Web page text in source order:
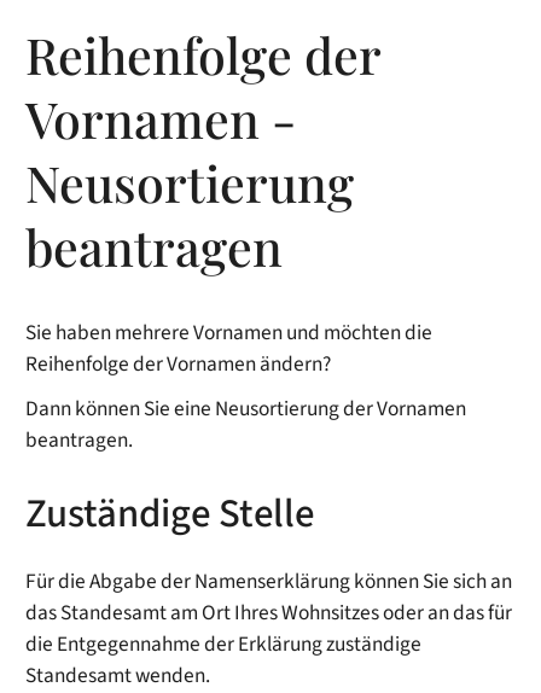
Reihenfolge der
Vornamen -
Neusortierung
beantragen
Sie haben mehrere Vornamen und möchten die
Reihenfolge der Vornamen ändern?
Dann können Sie eine Neusortierung der Vornamen
beantragen.
Zuständige Stelle
Für die Abgabe der Namenserklärung können Sie sich an
das Standesamt am Ort Ihres Wohnsitzes oder an das für
die Entgegennahme der Erklärung zuständige
Standesamt wenden.